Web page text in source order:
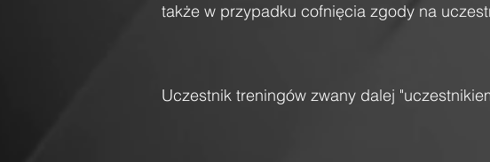
także w przypadku cofnięcia zgody na
Uczestnik treningów zwany dalej